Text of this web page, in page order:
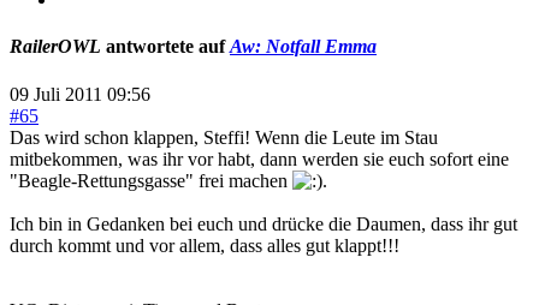
RailerOWL antwortete aufAw: Notfall Emma
09 Juli 2011 09:56
#65
Das wird schon klappen, Steffi! Wenn die Leute im Stau
mitbekommen, was ihr vor habt, dann werden sie euch sofort eine
"Beagle-Rettungsgasse" frei machen
.
Ich bin in Gedanken bei euch und drücke die Daumen, dass ihr gut
durch kommt und vor allem, dass alles gut klappt!!!